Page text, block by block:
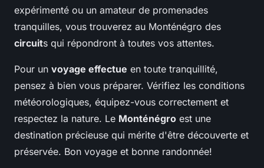
expérimenté ou un amateur de promenades
tranquilles, vous trouverez au Monténégro des
circuits qui répondront à toutes vos attentes.
Pour un voyage effectue en toute tranquillité,
pensez à bien vous préparer. Vérifiez les conditions
météorologiques, équipez-vous correctement et
respectez la nature. Le Monténégro est une
destination précieuse qui mérite d'être découverte et
préservée. Bon voyage et bonne randonnée!